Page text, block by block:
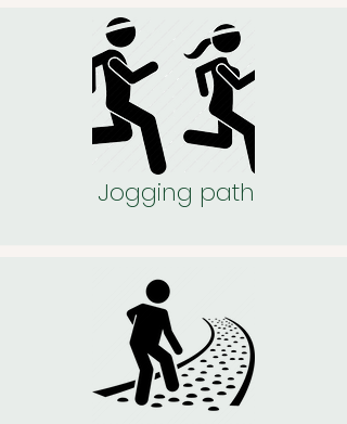
Jogging path